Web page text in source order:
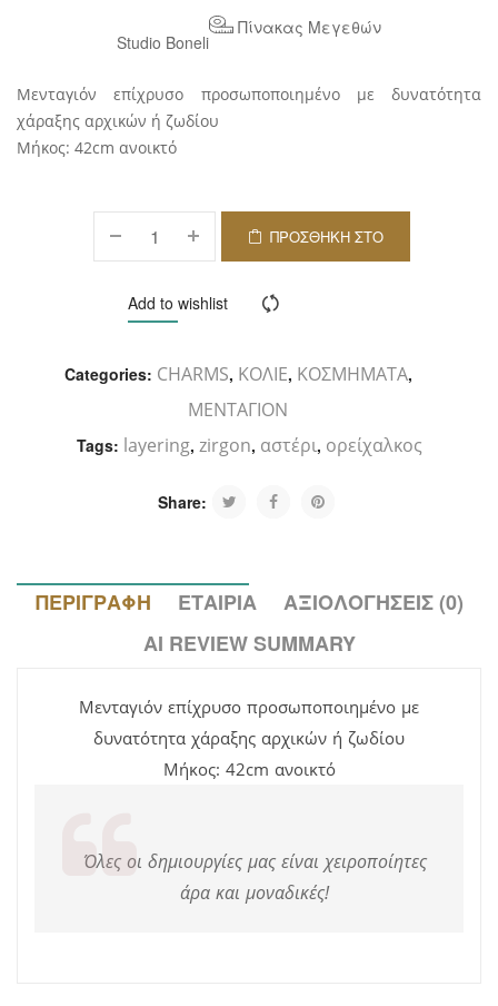
Studio Boneli
Πίνακας Μεγεθών
Μενταγιόν επίχρυσο προσωποποιημένο με δυνατότητα
χάραξης αρχικών ή ζωδίου
Μήκος: 42cm ανοικτό
ΠΡΟΣΘΉΚΗ ΣΤΟ
Add to wishlist
Categories: CHARMS, ΚΟΛΙΕ, ΚΟΣΜΗΜΑΤΑ,
ΜΕΝΤΑΓΙΟΝ
Tags: layering, zirgon, αστέρι, ορείχαλκος
Share:
ΠΕΡΙΓΡΑΦΉ ΕΤΑΙΡΊΑ
ΑΞΙΟΛΟΓΉΣΕΙΣ (0)
AI REVIEW SUMMARY
Μενταγιόν επίχρυσο προσωποποιημένο με
δυνατότητα χάραξης αρχικών ή ζωδίου
Μήκος: 42cm ανοικτό
Όλες οι δημιουργίες μας είναι χειροποίητες
άρα και μοναδικές!